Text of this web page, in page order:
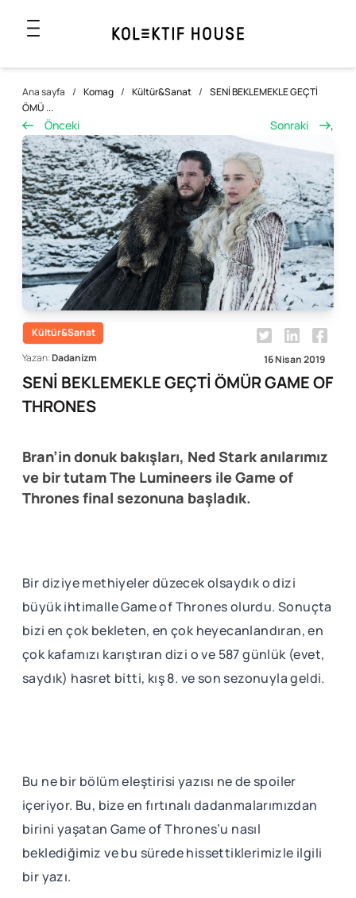
Ana sayfa / Komag / Kültür&Sanat / SENİ BEKLEMEKLE GEÇTİ
ÖMÜ ...
Önceki Sonraki ,
Kültür&Sanat
Yazan:Dadanizm 16 Nisan 2019
SENİ BEKLEMEKLE GEÇTİ ÖMÜR GAME OF
THRONES
Bran’in donuk bakışları, Ned Stark anılarımız
ve bir tutam The Lumineers ile Game of
Thrones final sezonuna başladık.
Bir diziye methiyeler düzecek olsaydık o dizi
büyük ihtimalle Game of Thrones olurdu. Sonuçta
bizi en çok bekleten, en çok heyecanlandıran, en
çok kafamızı karıştıran dizi o ve 587 günlük (evet,
saydık) hasret bitti, kış 8. ve son sezonuyla geldi.
Bu ne bir bölüm eleştirisi yazısı ne de spoiler
içeriyor. Bu, bize en fırtınalı dadanmalarımızdan
birini yaşatan Game of Thrones’u nasıl
beklediğimiz ve bu sürede hissettiklerimizle ilgili
bir yazı.